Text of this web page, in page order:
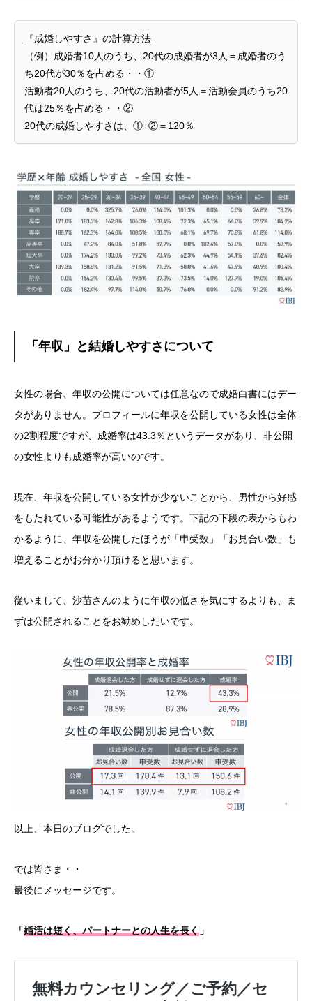
『成婚しやすさ』の計算方法
（例）成婚者10人のうち、20代の成婚者が3人＝成婚者のう
ち20代が30％を占める・・①
活動者20人のうち、20代の活動者が5人＝活動会員のうち20
代は25％を占める・・②
20代の成婚しやすさは、①÷②＝120％
「年収」と結婚しやすさについて
女性の場合、年収の公開については任意なので成婚白書にはデー
タがありません。プロフィールに年収を公開している女性は全体
の2割程度ですが、成婚率は43.3％というデータがあり、非公開
の女性よりも成婚率が高いのです。
現在、年収を公開している女性が少ないことから、男性から好感
をもたれている可能性があるようです。下記の下段の表からもわ
かるように、年収を公開したほうが「申受数」「お見合い数」も
増えることがお分かり頂けると思います。
従いまして、沙苗さんのように年収の低さを気にするよりも、ま
ずは公開されることをお勧めしたいです。
以上、本日のブログでした。
では皆さま・・
最後にメッセージです。
「婚活は短く、パートナーとの人生を長く 」